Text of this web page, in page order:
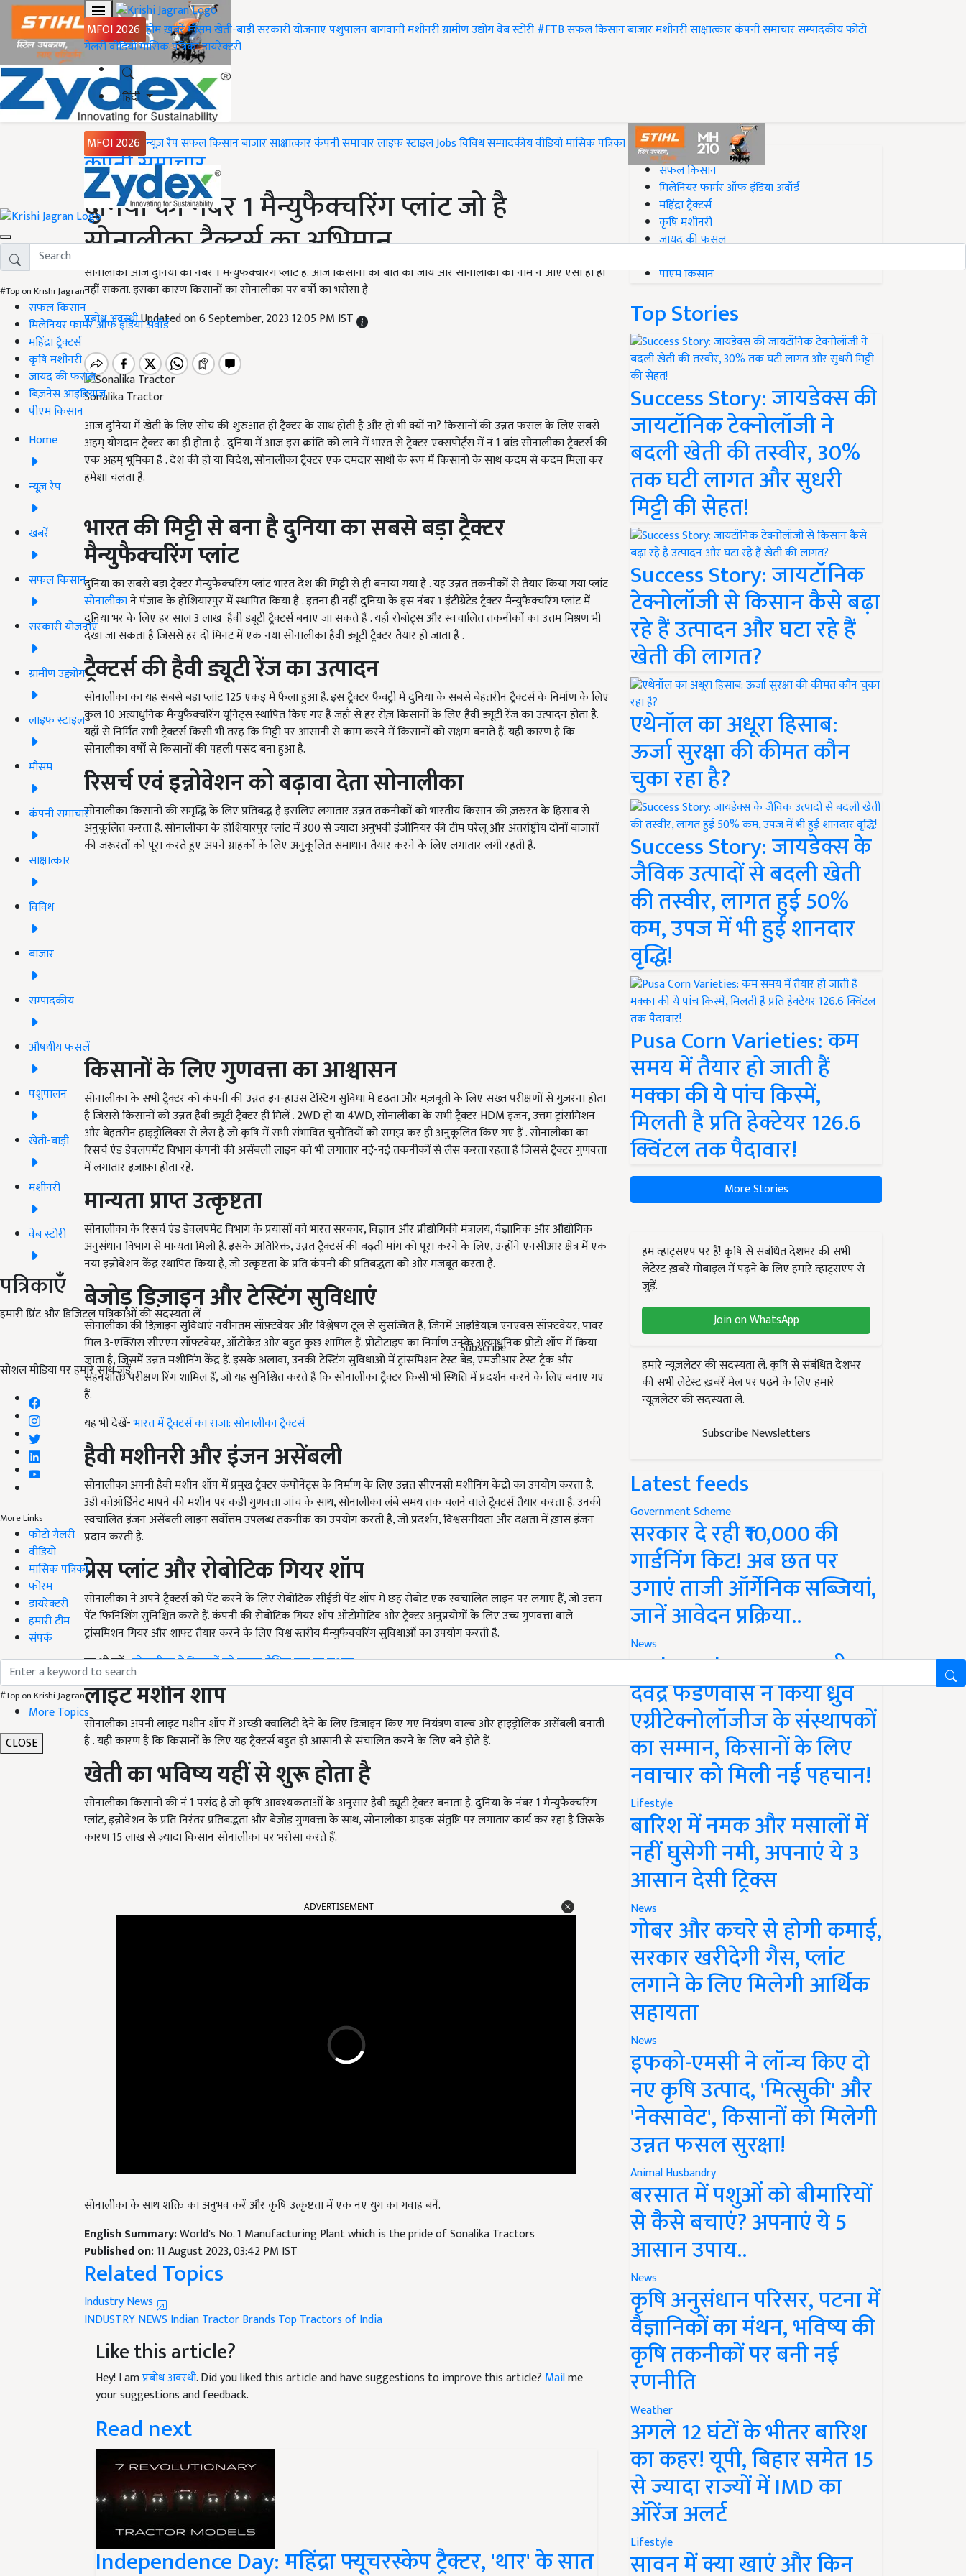
MFOI 2026 होमख़बरेंमौसमखेती-बाड़ीसरकारी योजनाएंपशुपालनबागवानीमशीनरीग्रामीण उद्योगवेब स्टोरी#FTBसफल किसानबाजारमशीनरीसाक्षात्कारकंपनी समाचारसम्पादकीयफोटो
गैलरीवीडियोमासिक पत्रिकाडायरेक्टरी
हिंदी
MFOI 2026 न्यूज़ रैपसफल किसानबाजारसाक्षात्कारकंपनी समाचारलाइफ स्टाइलJobsविविधसम्पादकीयवीडियोमासिक पत्रिका
#Top on Krishi Jagran
सफल किसान
मिलेनियर फार्मर ऑफ इंडिया अवॉर्ड
महिंद्रा ट्रैक्टर्स
कृषि मशीनरी
जायद की फसल
बिज़नेस आइडियाज
पीएम किसान
Home
न्यूज़ रैप
खबरें
सफल किसान
सरकारी योजनाएं
ग्रामीण उद्द्योग
लाइफ स्टाइल
मौसम
कंपनी समाचार
साक्षात्कार
विविध
बाजार
सम्पादकीय
औषधीय फसलें
पशुपालन
खेती-बाड़ी
मशीनरी
वेब स्टोरी
पत्रिकाएँ
हमारी प्रिंट और डिजिटल पत्रिकाओं की सदस्यता लें
Subscribe
सोशल मीडिया पर हमारे साथ जुड़ें:
More Links
फोटो गैलरी
वीडियो
मासिक पत्रिका
फोरम
डायरेक्टरी
हमारी टीम
संपर्क
#Top on Krishi Jagran
More Topics
CLOSE
Home
कंपनी समाचार
दुनिया का नंबर 1 मैन्युफैक्चरिंग प्लांट जो है
सोनालीका ट्रैक्टर्स का अभिमान
सोनालीका आज दुनिया का नंबर 1 मैन्युफैक्चरिंग प्लांट है. आज किसानों की बात की जाये और सोनालीका का नाम न आए ऐसा हो ही
नहीं सकता. इसका कारण किसानों का सोनालीका पर वर्षों का भरोसा है
प्रबोध अवस्थीUpdated on 6 September, 2023 12:05 PM IST
Sonalika Tractor
आज दुनिया में खेती के लिए सोच की शुरुआत ही ट्रैक्टर के साथ होती है और हो भी क्यों ना? किसानों की उन्नत फसल के लिए सबसे
अहम् योगदान ट्रैक्टर का ही होता है . दुनिया में आज इस क्रांति को लाने में भारत से ट्रेक्टर एक्सपोर्ट्स में नं 1 ब्रांड सोनालीका ट्रैक्टर्स की
एक अहम् भूमिका है . देश की हो या विदेश, सोनालीका ट्रैक्टर एक दमदार साथी के रूप में किसानों के साथ कदम से कदम मिला कर
हमेशा चलता है.
भारतकीमिट्टीसेबनाहैदुनियाकासबसेबड़ाट्रैक्टर
मैन्युफैक्चरिंगप्लांट
दुनिया का सबसे बड़ा ट्रैक्टर मैन्युफैक्चरिंग प्लांट भारत देश की मिट्टी से ही बनाया गया है . यह उन्नत तकनीकों से तैयार किया गया प्लांट
सोनालीकाने पंजाब के होशियारपुर में स्थापित किया है . इतना ही नहीं दुनिया के इस नंबर 1 इंटीग्रेटेड ट्रैक्टर मैन्युफैक्चरिंग प्लांट में
दुनिया भर के लिए हर साल 3 लाख हैवी ड्यूटी ट्रैक्टर्स बनाए जा सकते हैं . यहाँ रोबोट्स और स्वचालित तकनीकों का उत्तम मिश्रण भी
देखा जा सकता है जिससे हर दो मिनट में एक नया सोनालीका हैवी ड्यूटी ट्रैक्टर तैयार हो जाता है .
ट्रैक्टर्सकीहैवीड्यूटीरेंजकाउत्पादन
सोनालीका का यह सबसे बड़ा प्लांट 125 एकड़ में फैला हुआ है. इस ट्रैक्टर फैक्ट्री में दुनिया के सबसे बेहतरीन ट्रैक्टर्स के निर्माण के लिए
कुल 10 अत्याधुनिक मैन्युफैक्चरिंग यूनिट्स स्थापित किए गए हैं जहाँ से हर रोज़ किसानों के लिए हैवी ड्यूटी रेंज का उत्पादन होता है.
यहाँ से निर्मित सभी ट्रैक्टर्स किसी भी तरह कि मिट्टी पर आसानी से काम करने में किसानों को सक्षम बनाते हैं. यही कारण है कि
सोनालीका वर्षों से किसानों की पहली पसंद बना हुआ है.
रिसर्चएवंइन्नोवेशनकोबढ़ावादेतासोनालीका
सोनालीका किसानों की समृद्धि के लिए प्रतिबद्ध है इसलिए लगातार उन्नत तकनीकों को भारतीय किसान की ज़रुरत के हिसाब से
अनुकूलित करता है. सोनालीका के होशियारपुर प्लांट में 300 से ज्यादा अनुभवी इंजीनियर की टीम घरेलू और अंतर्राष्ट्रीय दोनों बाजारों
की जरूरतों को पूरा करते हुए अपने ग्राहकों के लिए अनुकूलित समाधान तैयार करने के लिए लगातार लगी रहती हैं.
किसानोंकेलिएगुणवत्ताकाआश्वासन
सोनालीका के सभी ट्रैक्टर को कंपनी की उन्नत इन-हाउस टेस्टिंग सुविधा में दृढ़ता और मज़बूती के लिए सख्त परीक्षणों से गुज़रना होता
है जिससे किसानों को उन्नत हैवी ड्यूटी ट्रैक्टर ही मिलें . 2WD हो या 4WD, सोनालीका के सभी ट्रैक्टर HDM इंजन, उत्तम ट्रांसमिशन
और बेहतरीन हाइड्रोलिक्स से लैस हैं जो कृषि में सभी संभावित चुनौतियों को समझ कर ही अनुकूलित किए गए हैं . सोनालीका का
रिसर्च एंड डेवलपमेंट विभाग कंपनी की असेंबली लाइन को भी लगातार नई-नई तकनीकों से लैस करता रहता हैं जिससे ट्रैक्टर गुणवत्ता
में लगातार इज़ाफ़ा होता रहे.
मान्यताप्राप्तउत्कृष्टता
सोनालीका के रिसर्च एंड डेवलपमेंट विभाग के प्रयासों को भारत सरकार, विज्ञान और प्रौद्योगिकी मंत्रालय, वैज्ञानिक और औद्योगिक
अनुसंधान विभाग से मान्यता मिली है. इसके अतिरिक्त, उन्नत ट्रैक्टर्स की बढ़ती मांग को पूरा करने के लिए, उन्होंने एनसीआर क्षेत्र में एक
नया इन्नोवेशन केंद्र स्थापित किया है, जो उत्कृष्टता के प्रति कंपनी की प्रतिबद्धता को और मजबूत करता है.
बेजोड़डिज़ाइनऔरटेस्टिंगसुविधाएं
सोनालीका की डिज़ाइन सुविधाएं नवीनतम सॉफ़्टवेयर और विश्लेषण टूल से सुसज्जित हैं, जिनमें आइडियाज़ एनएक्स सॉफ़्टवेयर, पावर
मिल 3-एक्सिस सीएएम सॉफ़्टवेयर, ऑटोकैड और बहुत कुछ शामिल हैं. प्रोटोटाइप का निर्माण उनके अत्याधुनिक प्रोटो शॉप में किया
जाता है, जिसमें उन्नत मशीनिंग केंद्र हैं. इसके अलावा, उनकी टेस्टिंग सुविधाओं में ट्रांसमिशन टेस्ट बेड, एमजीआर टेस्ट ट्रैक और
सहनशक्ति परीक्षण रिंग शामिल हैं, जो यह सुनिश्चित करते हैं कि सोनालीका ट्रैक्टर किसी भी स्थिति में प्रदर्शन करने के लिए बनाए गए
हैं.
यह भी देखें-भारत में ट्रैक्टर्स का राजा: सोनालीका ट्रैक्टर्स
हैवीमशीनरीऔरइंजनअसेंबली
सोनालीका अपनी हैवी मशीन शॉप में प्रमुख ट्रैक्टर कंपोनेंट्स के निर्माण के लिए उन्नत सीएनसी मशीनिंग केंद्रों का उपयोग करता है.
3डी कोऑर्डिनेट मापने की मशीन पर कड़ी गुणवत्ता जांच के साथ, सोनालीका लंबे समय तक चलने वाले ट्रैक्टर्स तैयार करता है. उनकी
स्वचालित इंजन असेंबली लाइन सर्वोत्तम उपलब्ध तकनीक का उपयोग करती है, जो प्रदर्शन, विश्वसनीयता और दक्षता में ख़ास इंजन
प्रदान करती है.
प्रेसप्लांटऔररोबोटिकगियरशॉप
सोनालीका ने अपने ट्रैक्टर्स को पेंट करने के लिए रोबोटिक सीईडी पेंट शॉप में छह रोबोट एक स्वचालित लाइन पर लगाए हैं, जो उत्तम
पेंट फिनिशिंग सुनिश्चित करते हैं. कंपनी की रोबोटिक गियर शॉप ऑटोमोटिव और ट्रैक्टर अनुप्रयोगों के लिए उच्च गुणवत्ता वाले
ट्रांसमिशन गियर और शाफ्ट तैयार करने के लिए विश्व स्तरीय मैन्युफैक्चरिंग सुविधाओं का उपयोग करती है.
यह भी पढ़ें-सोनालीका ने किसानों को बनाया वैश्विक स्तर पर सशक्त
लाइटमशीनशॉप
सोनालीका अपनी लाइट मशीन शॉप में अच्छी क्वालिटी देने के लिए डिज़ाइन किए गए नियंत्रण वाल्व और हाइड्रोलिक असेंबली बनाती
है . यही कारण है कि किसानों के लिए यह ट्रैक्टर्स बहुत ही आसानी से संचालित करने के लिए बने होते हैं.
खेतीकाभविष्ययहींसेशुरूहोताहै
सोनालीका किसानों की नं 1 पसंद है जो कृषि आवश्यकताओं के अनुसार हैवी ड्यूटी ट्रैक्टर बनाता है. दुनिया के नंबर 1 मैन्युफैक्चरिंग
प्लांट, इन्नोवेशन के प्रति निरंतर प्रतिबद्धता और बेजोड़ गुणवत्ता के साथ, सोनालीका ग्राहक संतुष्टि पर लगातार कार्य कर रहा है जिसके
कारण 15 लाख से ज़्यादा किसान सोनालीका पर भरोसा करते हैं.
World's No. 1 Manufacturing Plant which is the pride of Sonalika Tractors
Published on:11 August 2023, 03:42 PM IST
Related Topics
Industry News
INDUSTRY NEWS
Like this article?
Hey! I amप्रबोध अवस्थी. Did you liked this article and have suggestions to improve this article?
your suggestions and feedback.
Read next
Independence Day: महिंद्रा फ्यूचरस्केप ट्रैक्टर, 'थार' के सात
#Top on Krishi Jagran
सफल किसान
मिलेनियर फार्मर ऑफ इंडिया अवॉर्ड
महिंद्रा ट्रैक्टर्स
कृषि मशीनरी
जायद की फसल
पीएम किसान
Top Stories
Success Story: जायडेक्स की
जायटॉनिक टेक्नोलॉजी ने
बदली खेती की तस्वीर, 30%
तक घटी लागत और सुधरी
मिट्टी की सेहत!
Success Story: जायटॉनिक
टेक्नोलॉजी से किसान कैसे बढ़ा
रहे हैं उत्पादन और घटा रहे हैं
खेती की लागत?
एथेनॉल का अधूरा हिसाब:
ऊर्जा सुरक्षा की कीमत कौन
चुका रहा है?
Success Story: जायडेक्स के
जैविक उत्पादों से बदली खेती
की तस्वीर, लागत हुई 50%
कम, उपज में भी हुई शानदार
वृद्धि!
Pusa Corn Varieties: कम
समय में तैयार हो जाती हैं
मक्का की ये पांच किस्में,
मिलती है प्रति हेक्टेयर 126.6
क्विंटल तक पैदावार!
More Stories
हम व्हाट्सएप पर हैं! कृषि से संबंधित देशभर की सभी
लेटेस्ट ख़बरें मोबाइल में पढ़ने के लिए हमारे व्हाट्सएप से
जुड़ें.
Join on WhatsApp
हमारे न्यूज़लेटर की सदस्यता लें. कृषि से संबंधित देशभर
की सभी लेटेस्ट ख़बरें मेल पर पढ़ने के लिए हमारे
न्यूज़लेटर की सदस्यता लें.
Subscribe Newsletters
Latest feeds
Government Scheme
सरकार दे रही ₹10,000 की
गार्डनिंग किट! अब छत पर
उगाएं ताजी ऑर्गेनिक सब्जियां,
जानें आवेदन प्रक्रिया..
News
Maharashtra News: सीएम
देवेंद्र फडणवीस ने किया ध्रुव
एग्रीटेक्नोलॉजीज के संस्थापकों
का सम्मान, किसानों के लिए
नवाचार को मिली नई पहचान!
Lifestyle
बारिश में नमक और मसालों में
नहीं घुसेगी नमी, अपनाएं ये 3
आसान देसी ट्रिक्स
News
गोबर और कचरे से होगी कमाई,
सरकार खरीदेगी गैस, प्लांट
लगाने के लिए मिलेगी आर्थिक
सहायता
News
इफको-एमसी ने लॉन्च किए दो
नए कृषि उत्पाद, 'मित्सुकी' और
'नेक्सावेट', किसानों को मिलेगी
उन्नत फसल सुरक्षा!
Animal Husbandry
बरसात में पशुओं को बीमारियों
से कैसे बचाएं? अपनाएं ये 5
आसान उपाय..
News
कृषि अनुसंधान परिसर, पटना में
वैज्ञानिकों का मंथन, भविष्य की
कृषि तकनीकों पर बनी नई
रणनीति
Weather
अगले 12 घंटों के भीतर बारिश
का कहर! यूपी, बिहार समेत 15
से ज्यादा राज्यों में IMD का
ऑरेंज अलर्ट
Lifestyle
सावन में क्या खाएं और किन